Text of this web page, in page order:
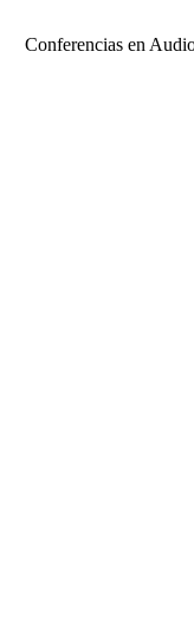
Conferencias en